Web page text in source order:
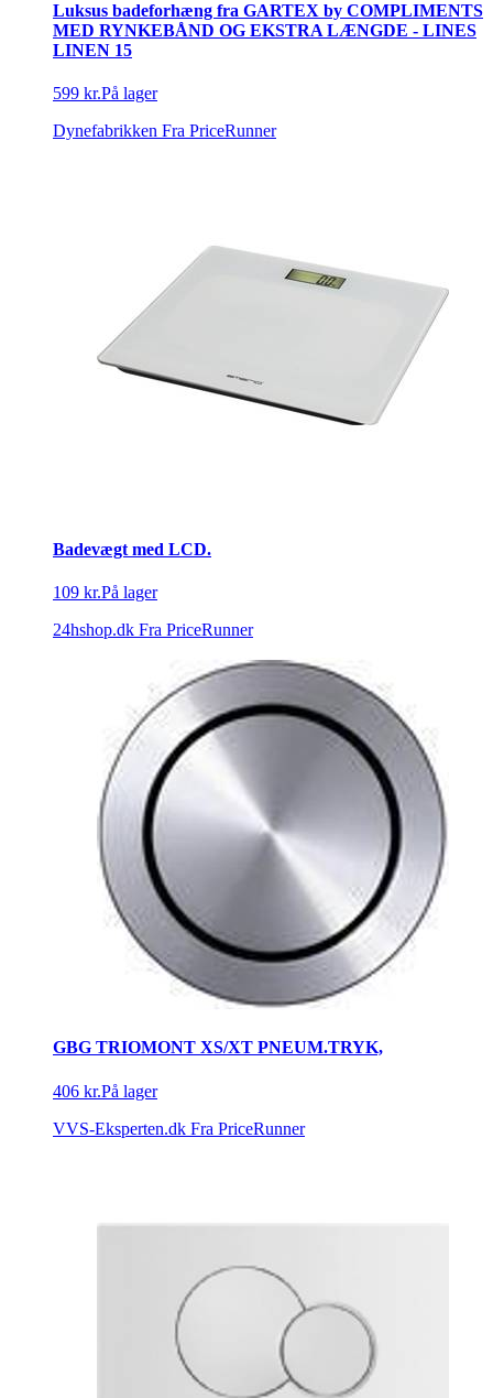
Luksus badeforhæng fra GARTEX by COMPLIMENTS
MED RYNKEBÅND OG EKSTRA LÆNGDE - LINES
LINEN 15
599 kr.På lager
Dynefabrikken Fra PriceRunner
Badevægt med LCD.
109 kr.På lager
24hshop.dk Fra PriceRunner
GBG TRIOMONT XS/XT PNEUM.TRYK,
406 kr.På lager
VVS-Eksperten.dk Fra PriceRunner